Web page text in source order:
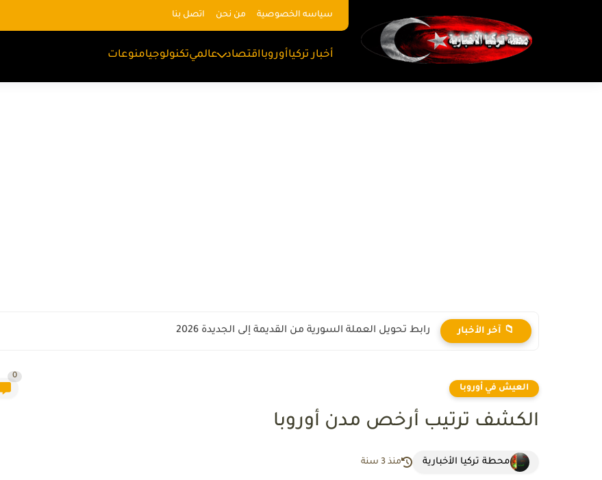
سياسه الخصوصية من نحن اتصل بنا
أخبار تركياأوروبااقتصاد عالميتكنولوجيامنوعات
📁 آخر الأخبار رابط تحويل العملة السورية من القديمة إلى الجديدة 2026
العيش في أوروبا
0
الكشف ترتيب أرخص مدن أوروبا
محطة تركيا الأخبارية منذ 3 سنة